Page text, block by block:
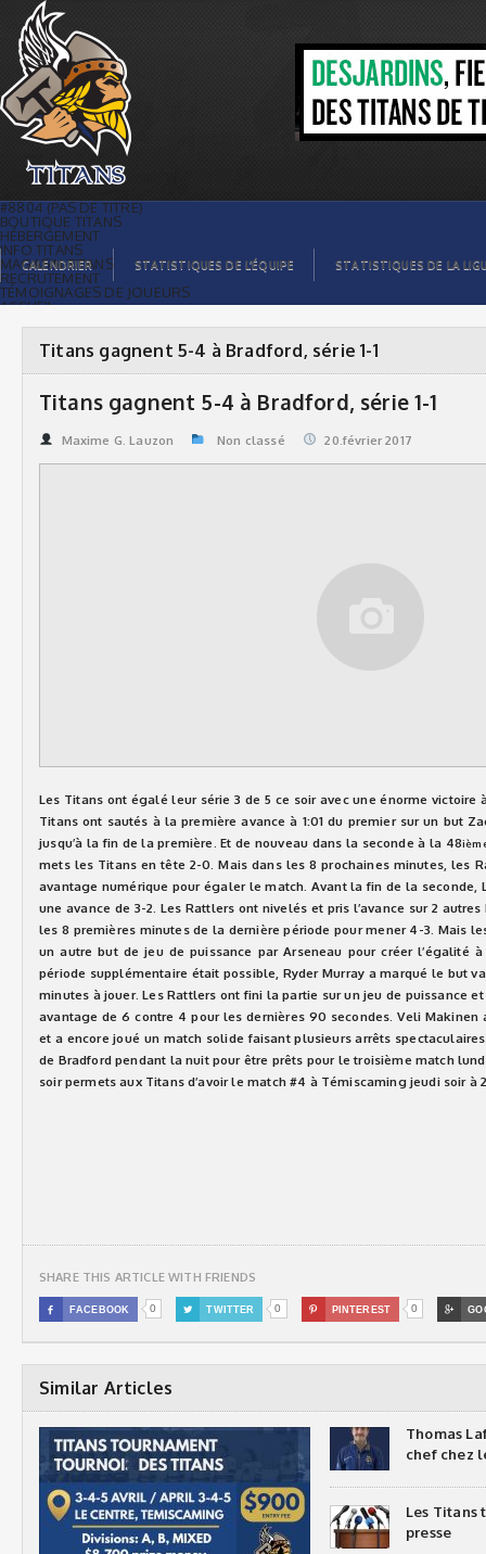
Titans gagnent 5-4 à Bradford, série 1-1
| Titans de témiscaming
#8804 (PAS DE TITRE)
BOUTIQUE TITANS
HÉBERGEMENT
INFO TITANS
MAGASIN TITANS
RECRUTEMENT
TÉMOIGNAGES DE JOUEURS
ACCUEIL
GALERIE PHOTOS
STATISTIQUES
ORGANISATION
CALENDRIER
COMMANDITAIRES
STATISTIQUES DE LA LIGUE
CALENDRIER STATISTIQUES DE L’ÉQUIPE STATISTIQUES DE LA
Titans gagnent 5-4 à Bradford, série 1-1
Titans gagnent 5-4 à Bradford, série 1-1
Maxime G. Lauzon Non classé 20.février 2017
Les Titans ont égalé leur série 3 de 5 ce soir avec une énorme victoire
Titans ont sautés à la première avance à 1:01 du premier sur un but
jusqu’à la fin de la première. Et de nouveau dans la seconde à la 48
mets les Titans en tête 2-0. Mais dans les 8 prochaines minutes, les
avantage numérique pour égaler le match. Avant la fin de la seconde,
une avance de 3-2. Les Rattlers ont nivelés et pris l’avance sur 2
les 8 premières minutes de la dernière période pour mener 4-3. Mais
un autre but de jeu de puissance par Arseneau pour créer l’égalité
période supplémentaire était possible, Ryder Murray a marqué le but
minutes à jouer. Les Rattlers ont fini la partie sur un jeu de puissance
avantage de 6 contre 4 pour les dernières 90 secondes. Veli
et a encore joué un match solide faisant plusieurs arrêts
de Bradford pendant la nuit pour être prêts pour le troisième match
soir permets aux Titans d’avoir le match #4 à Témiscaming jeudi soir à
SHARE THIS ARTICLE WITH FRIENDS
 FACEBOOK 0  TWITTER 0  PINTEREST 0 
Similar Articles
Thomas
chef chez
Les Titans
presse